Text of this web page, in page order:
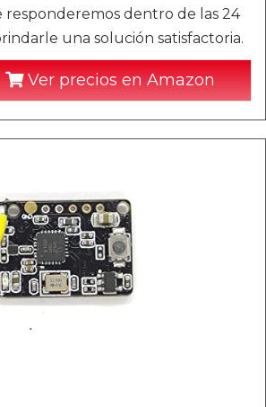
responderemos dentro de las 24
una solución satisfactoria.
Ver precios en Amazon